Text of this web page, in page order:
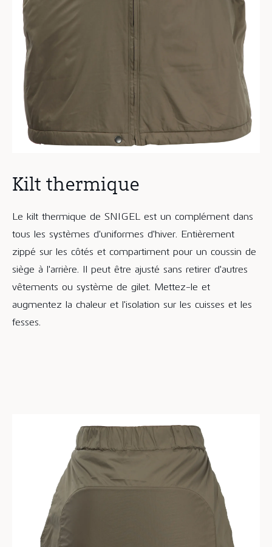
Kilt thermique
Le kilt thermique de SNIGEL est un complément dans
tous les systèmes d'uniformes d'hiver. Entièrement
zippé sur les côtés et compartiment pour un coussin de
siège à l'arrière. Il peut être ajusté sans retirer d'autres
vêtements ou système de gilet. Mettez-le et
augmentez la chaleur et l'isolation sur les cuisses et les
fesses.